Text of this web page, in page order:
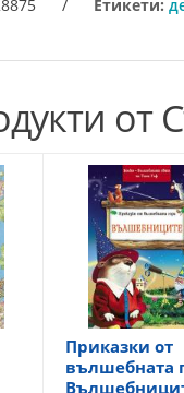
/ Етикети:
от
Приказки от
вълшебната